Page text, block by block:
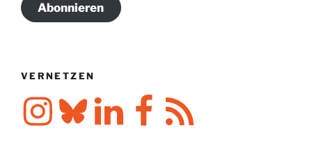
Abonnieren
VERNETZEN
InstagramBlueskyLinkedIn FacebookRSS-
Feed